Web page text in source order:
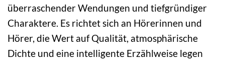
überraschender Wendungen und tiefgründiger
Charaktere. Es richtet sich an Hörerinnen und
Hörer, die Wert auf Qualität, atmosphärische
Dichte und eine intelligente Erzählweise legen